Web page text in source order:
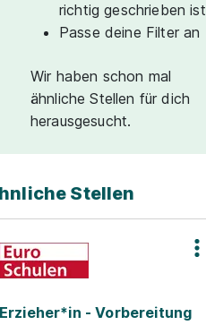
richtig geschrieben ist
Passe deine Filter an
Wir haben schon mal
ähnliche Stellen für dich
herausgesucht.
Stellen
Erzieher*in - Vorbereitung